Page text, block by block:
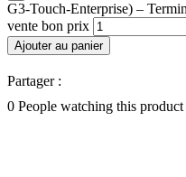
G3-Touch-Enterprise) –
vente bon prix
Ajouter au panier
Partager :
0 People watching this